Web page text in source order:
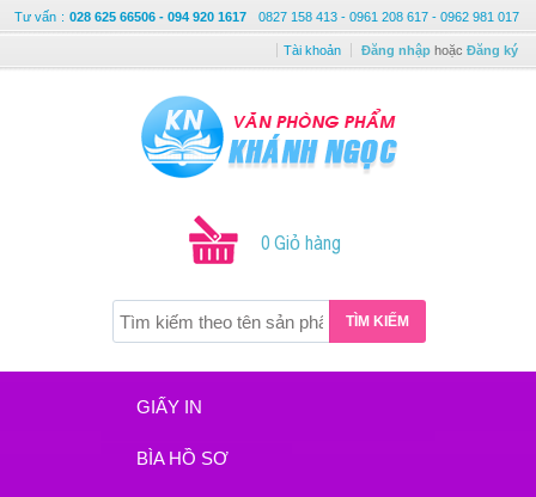
Tư vấn : 028 625 66506 - 094 920 1617 0827 158 413 - 0961 208 617 - 0962 981 017
Tài khoản Đăng nhập hoặc Đăng ký
0 Giỏ hàng
TÌM KIẾM
GIẤY IN
BÌA HỒ SƠ